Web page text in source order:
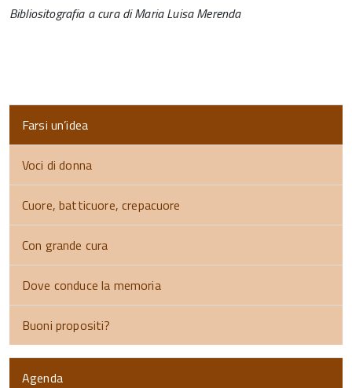
Bibliositografia a cura di Maria Luisa Merenda
Farsi un’idea
Voci di donna
Cuore, batticuore, crepacuore
Con grande cura
Dove conduce la memoria
Buoni propositi?
Agenda